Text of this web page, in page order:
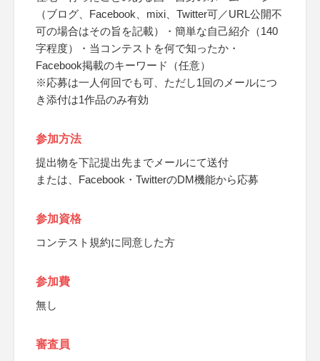
（ブログ、Facebook、mixi、Twitter可／URL公開不
可の場合はその旨を記載）・簡単な自己紹介（140
字程度）・当コンテストを何で知ったか・
Facebook掲載のキーワード（任意）
※応募は一人何回でも可、ただし1回のメールにつ
き添付は1作品のみ有効
参加方法
提出物を下記提出先までメールにて送付
または、Facebook・TwitterのDM機能から応募
参加資格
コンテスト規約に同意した方
参加費
無し
審査員